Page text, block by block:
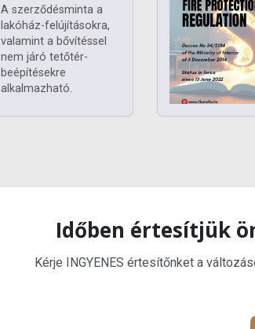
A szerződésminta a
lakóház-felújításokra,
valamint a bővítéssel
nem járó tetőtér-
beépítésekre
alkalmazható.
Időben értesítjük
Kérje INGYENES értesítőnket a